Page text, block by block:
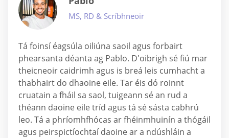
MS, RD & Scríbhneoir
Tá foinsí éagsúla oiliúna saoil agus forbairt
phearsanta déanta ag Pablo. D'oibrigh sé fiú mar
theicneoir caidrimh agus is breá leis cumhacht a
thabhairt do dhaoine eile. Tar éis dó roinnt
cruatain a fháil sa saol, tuigeann sé an rud a
théann daoine eile tríd agus tá sé sásta cabhrú
leo. Tá a phríomhfhócas ar fhéinmhuinín a thógáil
agus peirspictíochtaí daoine ar a ndúshláin a